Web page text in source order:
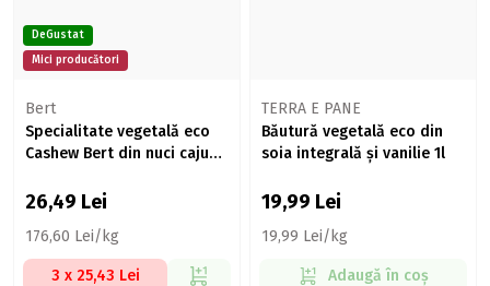
DeGustat
Mici producători
Bert
Specialitate vegetală eco
Cashew Bert din nuci caju
26,49 Lei
176,60 Lei/kg
3 x 25,43 Lei
TERRA E PANE
Băutură vegetală eco din
soia integrală și vanilie 1l
19,99 Lei
19,99 Lei/kg
Adaugă în coș